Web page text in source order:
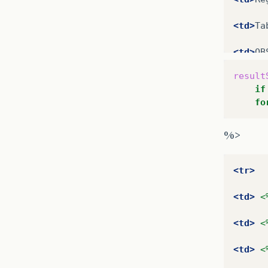
<td>
<td>
</tr>
<%
if
%>
<tr>
<td>
<td>
<td>